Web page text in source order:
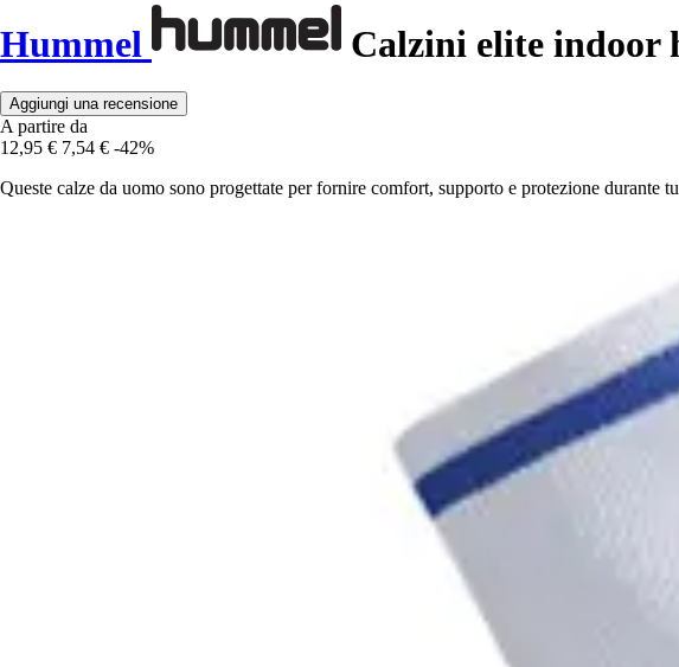
Hummel Calzini elite indoor
Aggiungi una recensione
A partire da
12,95 € 7,54 € -42%
Queste calze da uomo sono progettate per fornire comfort, supporto e protezione durante